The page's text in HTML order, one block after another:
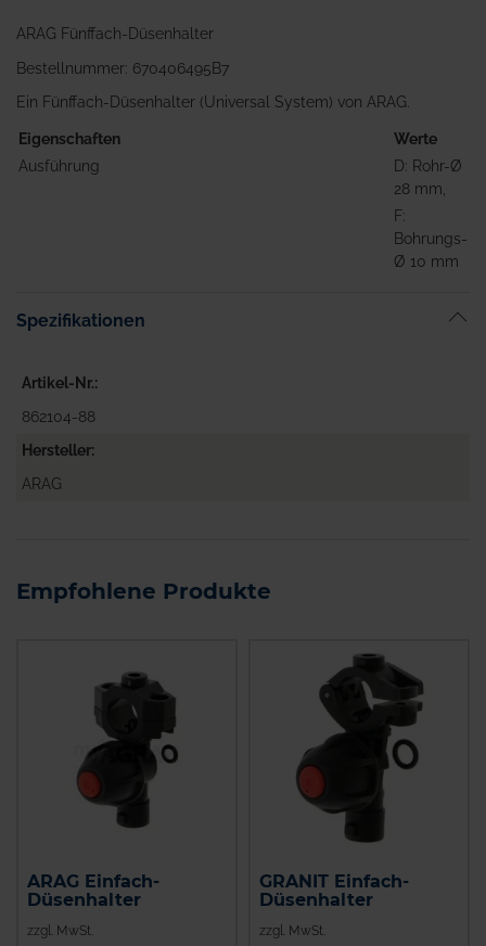
ARAG Fünffach-Düsenhalter
Bestellnummer: 670406495B7
Ein Fünffach-Düsenhalter (Universal System) von ARAG.
Eigenschaften
Werte
Ausführung
D: Rohr-Ø
28 mm,
F:
Bohrungs-
Ø 10 mm
Spezifikationen
Artikel-Nr.
862104-88
Hersteller
ARAG
Empfohlene Produkte
ARAG Einfach-
Düsenhalter
zzgl. MwSt.
GRANIT Einfach-
Düsenhalter
zzgl. MwSt.